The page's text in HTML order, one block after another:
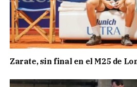
Zarate, sin final en el M25 de